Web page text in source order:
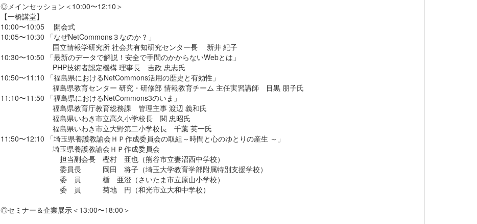
◎メインセッション＜10:00〜12:10＞
【一橋講堂】
10:00〜10:05 開会式
10:05〜10:30 「なぜNetCommons３なのか？」
国立情報学研究所 社会共有知研究センター長 新井 紀子
10:30〜10:50 「最新のデータで解説！安全で手間のかからないWebとは」
PHP技術者認定機構 理事長 吉政 忠志氏
10:50〜11:10 「福島県におけるNetCommons活用の歴史と有効性」
福島県教育センター 研究・研修部 情報教育チーム 主任実習講師 目黒 朋子氏
11:10〜11:50 「福島県におけるNetCommons3のいま」
福島県教育庁教育総務課 管理主事 渡辺 義和氏
福島県いわき市立高久小学校長 関 忠昭氏
福島県いわき市立大野第二小学校長 千葉 英一氏
11:50〜12:10 「埼玉県養護教諭会ＨＰ作成委員会の取組～時間と心のゆとりの産生 ～」
埼玉県養護教諭会ＨＰ作成委員会
担当副会長 樫村 亜也（熊谷市立妻沼西中学校）
委員長 岡田 将子（埼玉大学教育学部附属特別支援学校）
委 員 楯 亜澄（さいたま市立原山小学校）
委 員 菊地 円（和光市立大和中学校）
◎セミナー＆企業展示＜13:00〜18:00＞